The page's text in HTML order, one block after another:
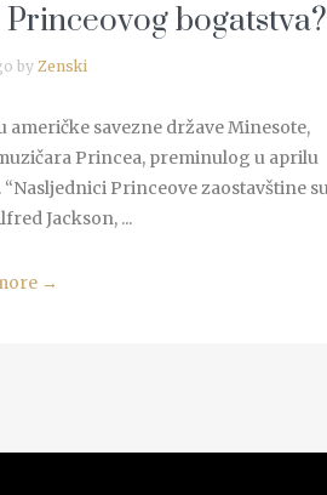
bogatstva?
by Zenski
savezne države Minesote,
Princea, preminulog u aprilu
Princeove zaostavštine
Jackson, ...
→